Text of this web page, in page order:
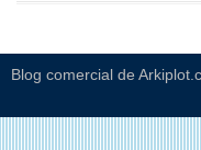
Blog comercial de